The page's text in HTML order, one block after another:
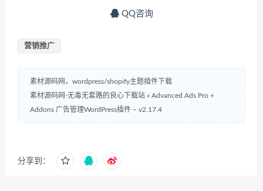
QQ咨询
营销推广
素材源码网，wordpress/shopify主题插件下载
素材源码网-无毒无套路的良心下载站 » Advanced Ads Pro +
Addons 广告管理WordPress插件 – v2.17.4
分享到：